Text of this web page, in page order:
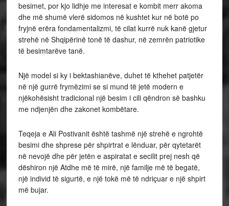
besimet, por kjo lidhje me interesat e kombit merr akoma
dhe më shumë vlerë sidomos në kushtet kur në botë po
fryjnë erëra fondamentalizmi, të cilat kurrë nuk kanë gjetur
strehë në Shqipërinë tonë të dashur, në zemrën patriotike
të besimtarëve tanë.
Një model si ky i bektashianëve, duhet të kthehet patjetër
në një gurrë frymëzimi se si mund të jetë modern e
njëkohësisht tradicional një besim i cili qëndron së bashku
me ndjenjën dhe zakonet kombëtare.
Teqeja e Ali Postivanit është tashmë një strehë e ngrohtë
besimi dhe shprese për shpirtrat e lënduar, për qytetarët
në nevojë dhe për jetën e aspiratat e secilit prej nesh që
dëshiron një Atdhe më të mirë, një familje më të begatë,
një individ të sigurtë, e një tokë më të ndriçuar e një shpirt
më bujar.